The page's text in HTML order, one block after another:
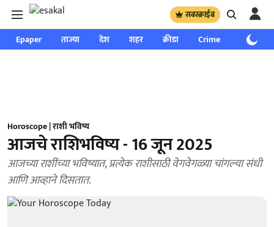
सबस्क्राईब
Epaper ताज्या देश शहर क्रीडा Crime साप्ताहिक
Horoscope | राशी भविष्य
आजचे राशिभविष्य - 16 जून 2025
आजच्या राशींच्या भविष्यात, प्रत्येक राशीसाठी वेगवेगळ्या चांगल्या संधी
आणि आव्हाने दिसतात.